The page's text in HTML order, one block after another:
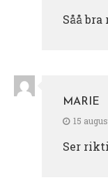
Såå bra
MARIE
15
Ser